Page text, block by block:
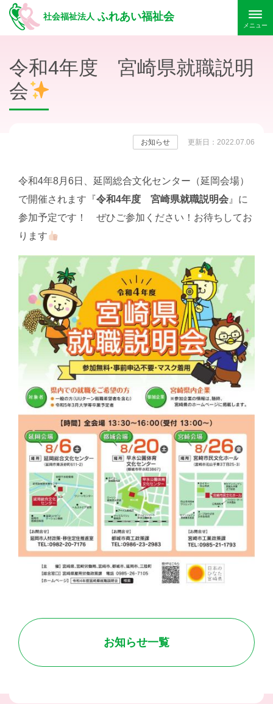
社会福祉法人 ふれあい福祉会
メニュー
令和4年度 宮崎県就職説明
会
お知らせ 更新日：2022.07.06
令和4年8月6日、延岡総合文化センター（延岡会場）
で開催されます『令和4年度 宮崎県就職説明会 』に
参加予定です！ ぜひご参加ください！お待ちしてお
ります
お知らせ一覧